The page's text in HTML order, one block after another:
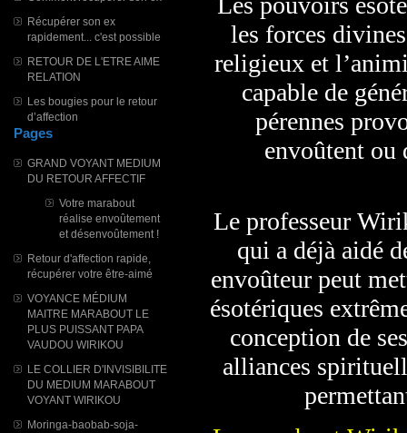
Récupérer son ex
rapidement... c'est possible
RETOUR DE L'ETRE AIME
RELATION
Les bougies pour le retour
d’affection
Pages
GRAND VOYANT MEDIUM
DU RETOUR AFFECTIF
Votre marabout
réalise envoûtement
et désenvoûtement !
Retour d'affection rapide,
récupérer votre être-aimé
VOYANCE MÉDIUM
MAITRE MARABOUT LE
PLUS PUISSANT PAPA
VAUDOU WIRIKOU
LE COLLIER D'INVISIBILITE
DU MEDIUM MARABOUT
VOYANT WIRIKOU
Moringa-baobab-soja-
les forces
religieux et
capable de
pérennes
envoûtent ou
Le professeur
qui a déjà aidé
envoûteur peut
ésotériques
conception de
alliances